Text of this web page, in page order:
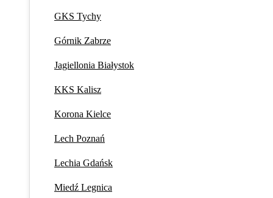
GKS Tychy
Górnik Zabrze
Jagiellonia Białystok
KKS Kalisz
Korona Kielce
Lech Poznań
Lechia Gdańsk
Miedź Legnica